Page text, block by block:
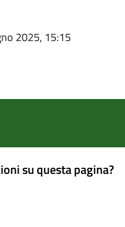
2025, 15:15
su questa pagina?